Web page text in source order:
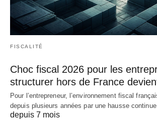
FISCALITÉ
Choc fiscal 2026 pour les
structurer hors de France
Pour l’entrepreneur, l’environnement fiscal
depuis plusieurs années par une hausse
depuis 7 mois